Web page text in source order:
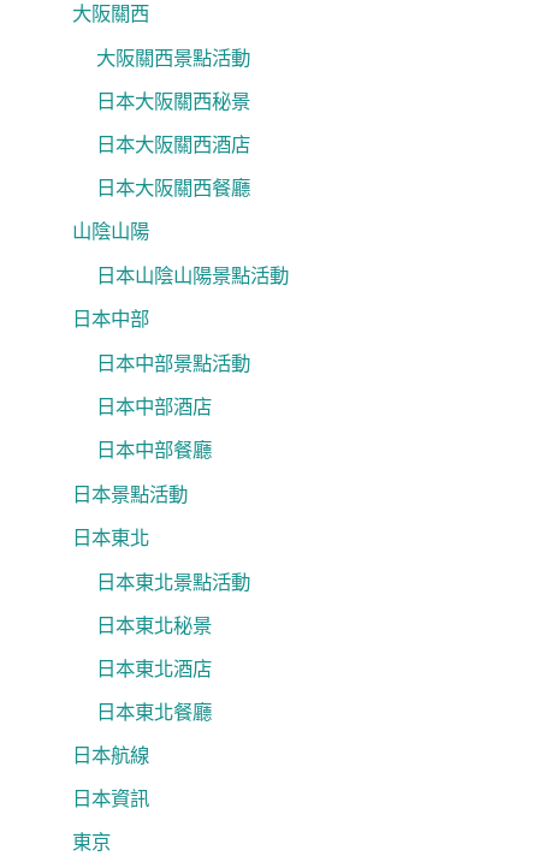
大阪關西
大阪關西景點活動
日本大阪關西秘景
日本大阪關西酒店
日本大阪關西餐廳
山陰山陽
日本山陰山陽景點活動
日本中部
日本中部景點活動
日本中部酒店
日本中部餐廳
日本景點活動
日本東北
日本東北景點活動
日本東北秘景
日本東北酒店
日本東北餐廳
日本航線
日本資訊
東京